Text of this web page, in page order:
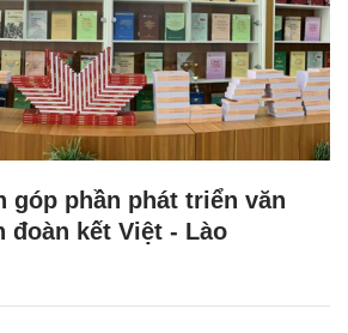
góp phần phát triển văn
đoàn kết Việt - Lào